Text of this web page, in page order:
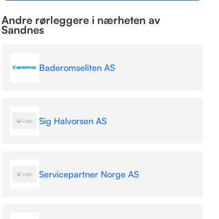
Andre rørleggere i nærheten av
Sandnes
Baderomseliten AS
Sig Halvorsen AS
Servicepartner Norge AS